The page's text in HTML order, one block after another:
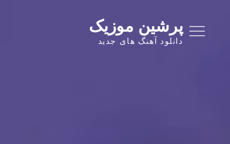
content
پرشین موزیک
دانلود آهنگ های جدید